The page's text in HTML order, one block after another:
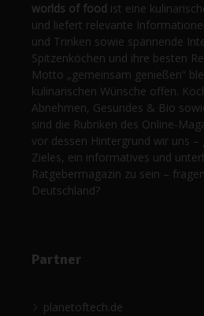
worlds of food ist eine
und liefert relevante
und Trinken sowie spannende
Spitzenköchen und ihre besten
Motto „gemeinsam genießen“
kulinarischen Wünsche offen.
Abnehmen, Gesundes & Bio
sind die Rubriken des Online-
vor dessen Hintergrund wir uns –
Zieles, ein informatives und
Ratgebermagazin zu sein –
Deutschland?
Partner
planetoftech.de